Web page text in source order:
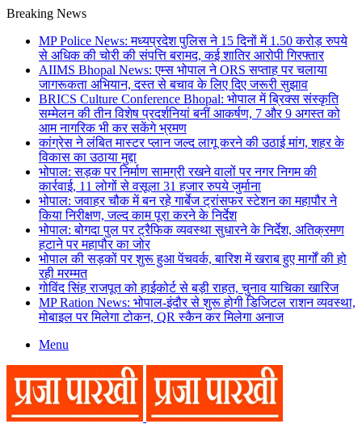
Breaking News
MP Police News: मध्यप्रदेश पुलिस ने 15 दिनों में 1.50 करोड़ रुपये
से अधिक की चोरी की संपत्ति बरामद, कई शातिर आरोपी गिरफ्तार
AIIMS Bhopal News: एम्स भोपाल ने ORS सप्ताह पर चलाया
जागरूकता अभियान, दस्त से बचाव के लिए दिए जरूरी सुझाव
BRICS Culture Conference Bhopal: भोपाल में ब्रिक्स संस्कृति
सम्मेलन की तीन विशेष प्रदर्शनियां बनीं आकर्षण, 7 और 9 अगस्त को
आम नागरिक भी कर सकेंगे भ्रमण
कांग्रेस ने लंबित मास्टर प्लान जल्द लागू करने की उठाई मांग, शहर के
विकास का उठाया मुद्दा
भोपाल: सड़क पर निर्माण सामग्री रखने वालों पर नगर निगम की
कार्रवाई, 11 लोगों से वसूला 31 हजार रुपये जुर्माना
भोपाल: जवाहर चौक में बन रहे गार्बेज ट्रांसफर स्टेशन का महापौर ने
किया निरीक्षण, जल्द काम पूरा करने के निर्देश
भोपाल: बोगदा पुल पर ट्रैफिक व्यवस्था सुधारने के निर्देश, अतिक्रमण
हटाने पर महापौर का जोर
भोपाल की सड़कों पर शुरू हुआ पेंचवर्क, बारिश में खराब हुए मार्गों की हो
रही मरम्मत
गोविंद सिंह राजपूत को हाईकोर्ट से बड़ी राहत, चुनाव याचिका खारिज
MP Ration News: भोपाल-इंदौर से शुरू होगी डिजिटल राशन व्यवस्था,
मोबाइल पर मिलेगा टोकन, QR स्कैन कर मिलेगा अनाज
Menu